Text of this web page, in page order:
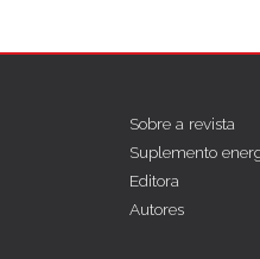
Sobre a revista
Suplemento
Editora
Autores